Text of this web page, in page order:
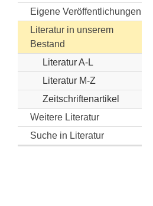
Eigene Veröffentlichungen
Literatur in unserem
Bestand
Literatur A-L
Literatur M-Z
Zeitschriftenartikel
Weitere Literatur
Suche in Literatur